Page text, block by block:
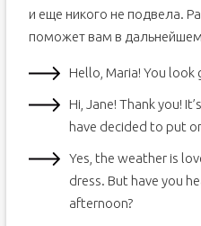
и еще никого не подвела.
поможет вам в
Hello, Maria! You look
Hi, Jane! Thank you!
have decided to put
Yes, the weather is
dress. But have you
afternoon?